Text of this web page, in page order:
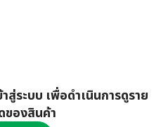
ระบบ เพื่อดำเนินการดูราย
ของสินค้า